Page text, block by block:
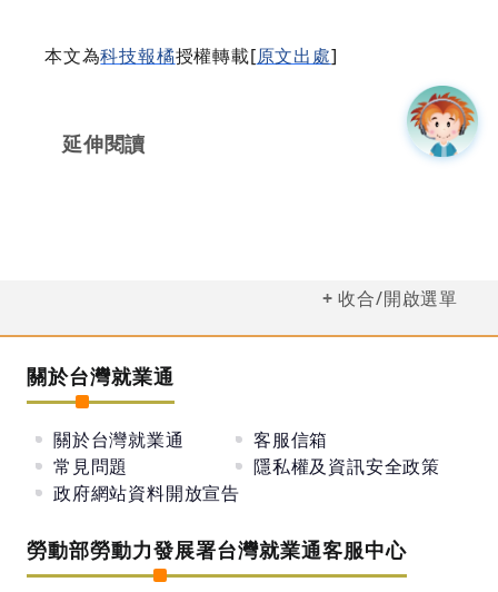
本文為科技報橘授權轉載[原文出處]
延伸閱讀
收合/開啟選單
關於台灣就業通
關於台灣就業通
客服信箱
常見問題
隱私權及資訊安全政策
政府網站資料開放宣告
勞動部勞動力發展署台灣就業通客服中心